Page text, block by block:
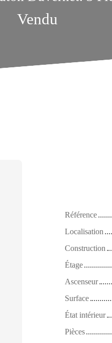
Vendu
Référence
Localisation
Construction
Étage
Ascenseur
Surface
État intérieur
Pièces